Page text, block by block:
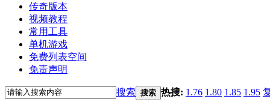
传奇版本
视频教程
常用工具
单机游戏
免费列表空间
免责声明
搜索 搜索 热搜: 1.76 1.80 1.85 1.95